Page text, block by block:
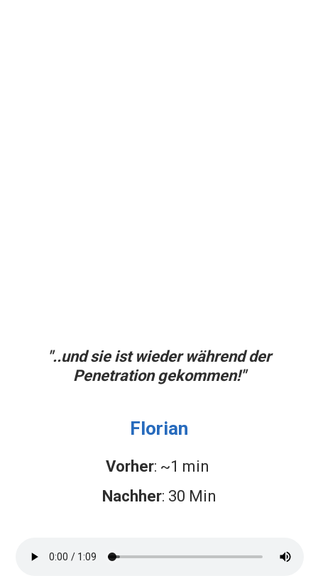
"..und sie ist wieder während der
Penetration gekommen!"
Florian
Vorher: ~1 min
Nachher: 30 Min